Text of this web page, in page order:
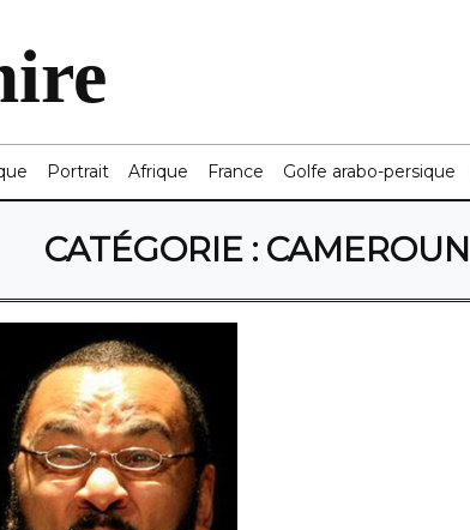
Portrait Afrique France Golfe arabo-persique
CATÉGORIE : CAMEROUN